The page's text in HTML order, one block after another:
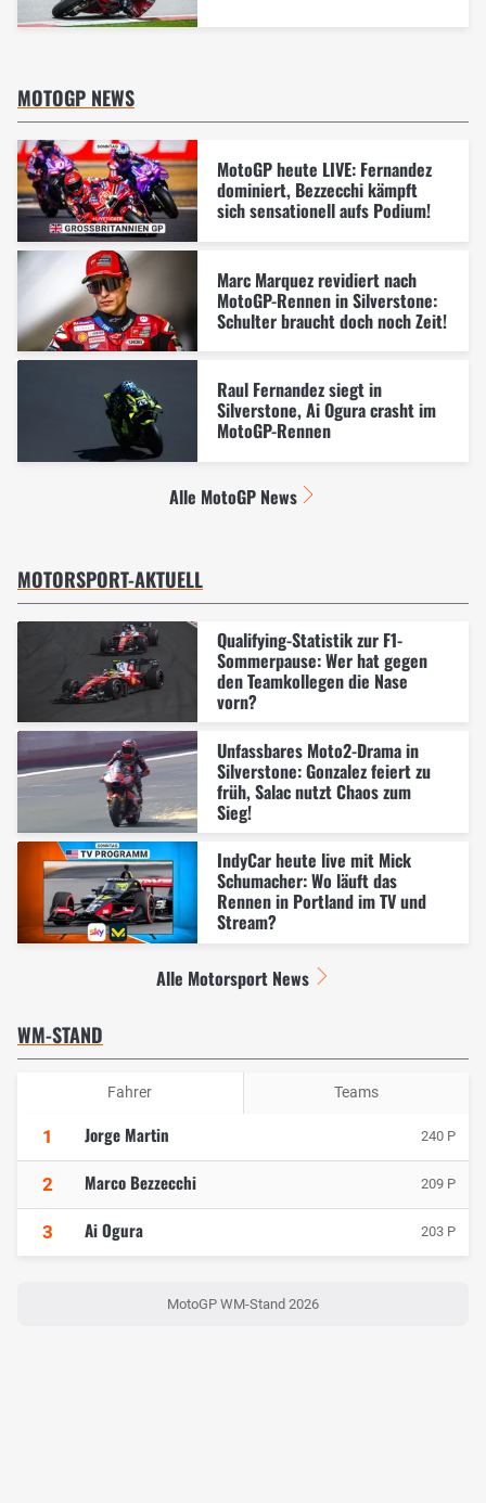
MOTOGP NEWS
MotoGP heute LIVE: Fernandez
dominiert, Bezzecchi kämpft
sich sensationell aufs Podium!
Marc Marquez revidiert nach
MotoGP-Rennen in Silverstone:
Schulter braucht doch noch Zeit!
Raul Fernandez siegt in
Silverstone, Ai Ogura crasht im
MotoGP-Rennen
Alle MotoGP News
MOTORSPORT-AKTUELL
Qualifying-Statistik zur F1-
Sommerpause: Wer hat gegen
den Teamkollegen die Nase
vorn?
Unfassbares Moto2-Drama in
Silverstone: Gonzalez feiert zu
früh, Salac nutzt Chaos zum
Sieg!
IndyCar heute live mit Mick
Schumacher: Wo läuft das
Rennen in Portland im TV und
Stream?
Alle Motorsport News
WM-STAND
Fahrer Teams
1 Jorge Martin 240 P
2 Marco Bezzecchi 209 P
3 Ai Ogura 203 P
MotoGP WM-Stand 2026